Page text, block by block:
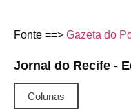
Fonte ==> Gazeta do
Jornal do Recife -
Colunas